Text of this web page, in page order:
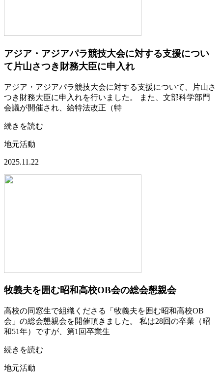
アジア・アジアパラ競技大会に対する支援につい
て片山さつき財務大臣に申入れ
アジア・アジアパラ競技大会に対する支援について、片山さ
つき財務大臣に申入れを行いました。 また、文部科学部門
会議が開催され、給特法改正（特
続きを読む
地元活動
2025.11.22
牧義夫を囲む昭和高校OB会の総会懇親会
高校の同窓生で組織くださる「牧義夫を囲む昭和高校OB
会」の総会懇親会を開催頂きました。 私は28回の卒業（昭
和51年）ですが、第1回卒業生
続きを読む
地元活動